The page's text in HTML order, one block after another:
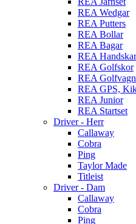
REA Wedgar
REA Putters
REA Bollar
REA Bagar
REA Handskar
REA Golfskor
REA
REA GPS,
REA Junior
REA Startset
Driver - Herr
Callaway
Cobra
Ping
Taylor Made
Titleist
Driver - Dam
Callaway
Cobra
Ping